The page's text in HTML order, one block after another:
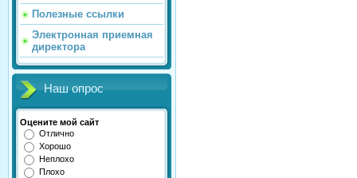
Полезные ссылки
Электронная приемная
директора
Наш опрос
Оцените мой сайт
Отлично
Хорошо
Неплохо
Плохо